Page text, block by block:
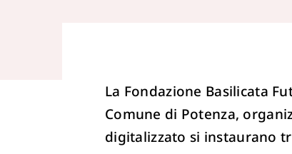
La Fondazione Basilicata
Comune di Potenza,
digitalizzato si instaurano